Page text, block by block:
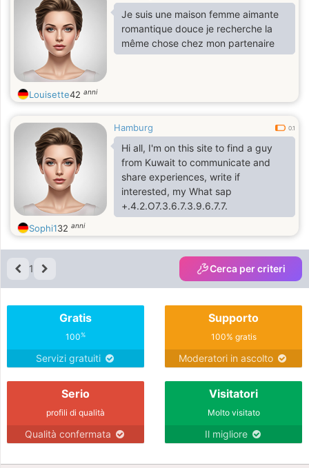
Je suis une maison femme aimante
romantique douce je recherche la
même chose chez mon partenaire
Louisette42 anni
Hamburg 0.1
Hi all, I'm on this site to find a guy
from Kuwait to communicate and
share experiences, write if
interested, my What sap
+.4.2.O7.З.6.7.З.9.6.7.7.
Sophi132 anni
1 Cerca per criteri
Gratis
100%
Servizi gratuiti
Supporto
100% gratis
Moderatori in ascolto
Serio
profili di qualità
Qualità confermata
Visitatori
Molto visitato
Il migliore